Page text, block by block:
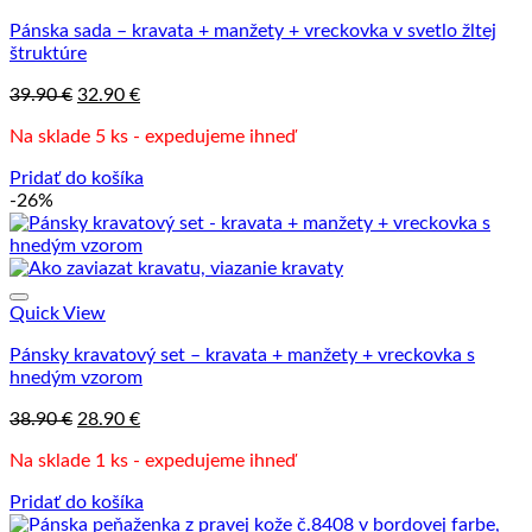
Pánska sada – kravata + manžety + vreckovka v svetlo žltej
štruktúre
39.90€ Pôvodná
bola:
32.90 €Aktuálna
je:
Na sklade 5 ks - expedujeme ihneď
Pridať do košíka
-26%
Quick View
Pánsky kravatový set – kravata + manžety + vreckovka s
hnedým vzorom
38.90€ Pôvodná
bola:
28.90 €Aktuálna
je:
Na sklade 1 ks - expedujeme ihneď
Pridať do košíka